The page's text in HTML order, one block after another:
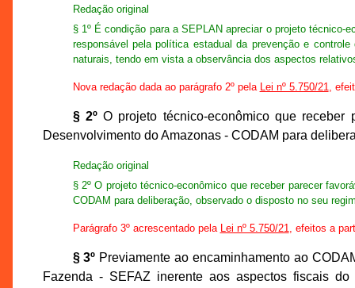
Redação original
§ 1º É condição para a SEPLAN apreciar o projeto técnico-
responsável pela política estadual da prevenção e
naturais, tendo em vista a observância dos aspectos
Nova redação dada ao parágrafo 2º pela Lei nº 5.750/21,
§ 2ºO projeto técnico-econômico que receber
Desenvolvimento do Amazonas - CODAM para
Redação original
§ 2º O projeto técnico-econômico que receber parecer
CODAM para deliberação, observado o disposto no seu
Parágrafo 3º acrescentado pela Lei nº 5.750/21, efeitos a
§ 3º Previamente ao encaminhamento ao
Fazenda - SEFAZ inerente aos aspectos fiscais